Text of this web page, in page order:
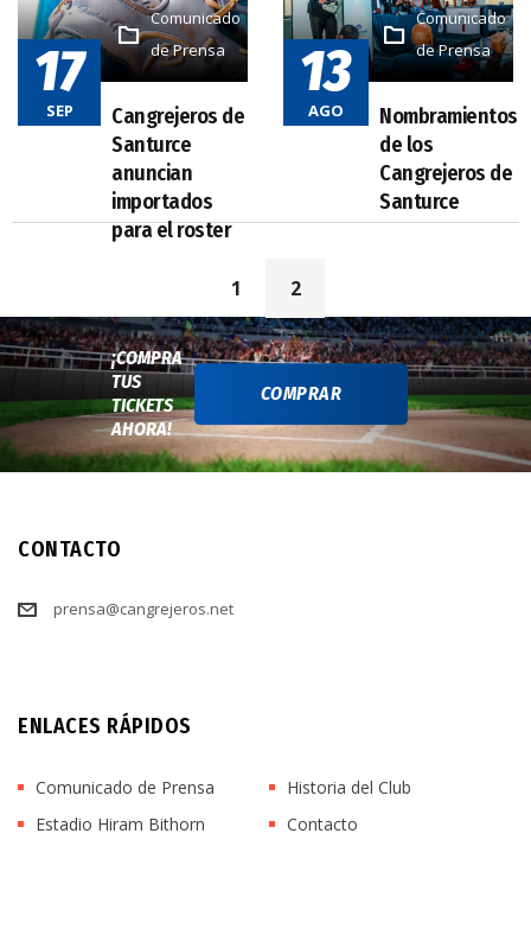
COMPRAR
¡COMPRA
TUS
TICKETS
AHORA!
Comunicado
de Prensa
17
SEP
Comunicado
de Prensa
13
AGO
1 2
CONTACTO
prensa@cangrejeros.net
ENLACES RÁPIDOS
Comunicado de Prensa
Historia del Club
Estadio Hiram Bithorn
Contacto